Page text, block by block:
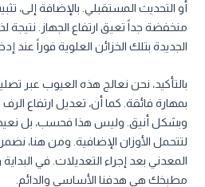
أو التحديث المستقبلي. بالإضافة إلى،
منخفضة جداً تعيق ارتفاع الجهاز.
الجديدة بتلك الخزائن العلوية فوراً عند
بالتأكيد، نحن نعالج هذه العيوب عبر
بمهارة فائقة. كما أن، تعديل ارتفاع
وبشكل أنيق. وليس هذا فحسب، بل نعيد
لتتحمل الأوزان الإضافية. ومن هنا،
المعدني بعد إجراء التعديلات. في
مطبخك هي هدفنا الأساسي والدائم.